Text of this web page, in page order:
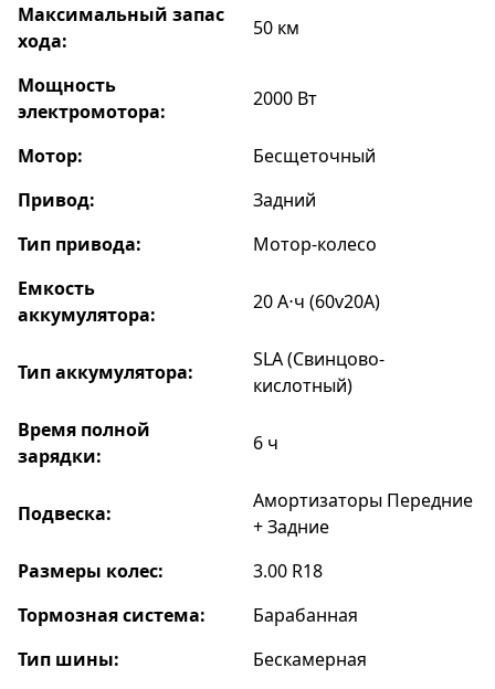
Максимальный запас
хода:
50 км
Мощность
электромотора:
2000 Вт
Мотор:
Бесщеточный
Привод:
Задний
Тип привода:
Мотор-колесо
Емкость
аккумулятора:
20 А⋅ч (60v20A)
Тип аккумулятора:
SLA (Свинцово-
кислотный)
Время полной
зарядки:
6 ч
Подвеска:
Амортизаторы Передние
+ Задние
Размеры колес:
3.00 R18
Тормозная система:
Барабанная
Тип шины:
Бескамерная